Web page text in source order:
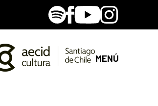
SpotifyFacebook
YoutubeInstagram
MENÚ